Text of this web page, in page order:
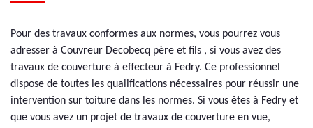
Pour des travaux conformes aux normes, vous pourrez vous
adresser à Couvreur Decobecq père et fils , si vous avez des
travaux de couverture à effecteur à Fedry. Ce professionnel
dispose de toutes les qualifications nécessaires pour réussir une
intervention sur toiture dans les normes. Si vous êtes à Fedry et
que vous avez un projet de travaux de couverture en vue,